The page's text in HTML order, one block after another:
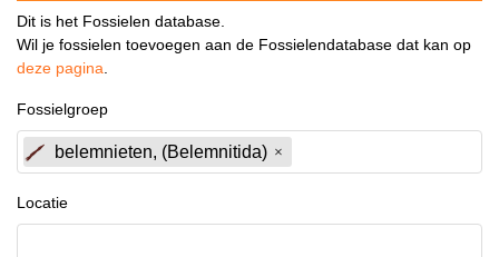
Dit is het Fossielen database.
Wil je fossielen toevoegen aan de Fossielendatabase dat kan op
deze pagina.
Fossielgroep
belemnieten, (Belemnitida)
Locatie